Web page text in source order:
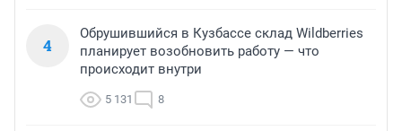
4
Обрушившийся в Кузбассе склад Wildberries
планирует возобновить работу — что
происходит внутри
5 131 8